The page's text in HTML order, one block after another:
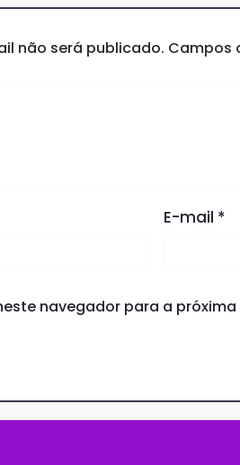
não será publicado. Campos
E-mail *
navegador para a